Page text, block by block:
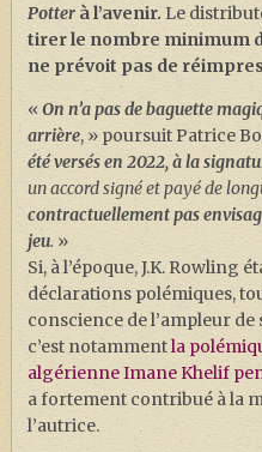
Potter à l’avenir. Le
tirer le nombre minimum
ne prévoit pas de
«On n’a pas de baguette
arrière, » poursuit Patrice
été versés en 2022, à la
un accord signé et payé de
contractuellement pas
jeu. »
Si, à l’époque, J.K. Rowling
déclarations polémiques,
conscience de l’ampleur
c’est notammentla
algérienne Imane Khelif
a fortement contribué à la
l’autrice.